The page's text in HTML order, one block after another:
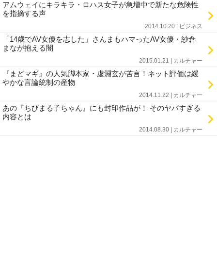
アムウェイにキラキラ・ロハス女子が急増中で新たな危険性
を指摘する声
2014.10.20 | ビジネス
「14歳でAV女優を志した」さんまもハマったAV女優・紗倉
まなが抱える闇
2015.01.21 | カルチャー
『まどマギ』の人気脚本家・虚淵玄が苦言！ネット評価は緩
やかな言論統制の産物
2014.11.22 | カルチャー
あの『ちびまる子ちゃん』にも封印作品が！ そのヤバすぎる
内容とは
2014.08.30 | カルチャー